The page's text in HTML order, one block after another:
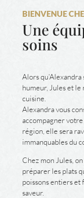
BIENVENUE
Une
soins
Alors qu’Alexandra
humeur, Jules et le
cuisine.
Alexandra vous
accompagner votre
région, elle sera
immanquables du
Chez mon Jules,
préparer les plats
poissons entiers et
saveur.